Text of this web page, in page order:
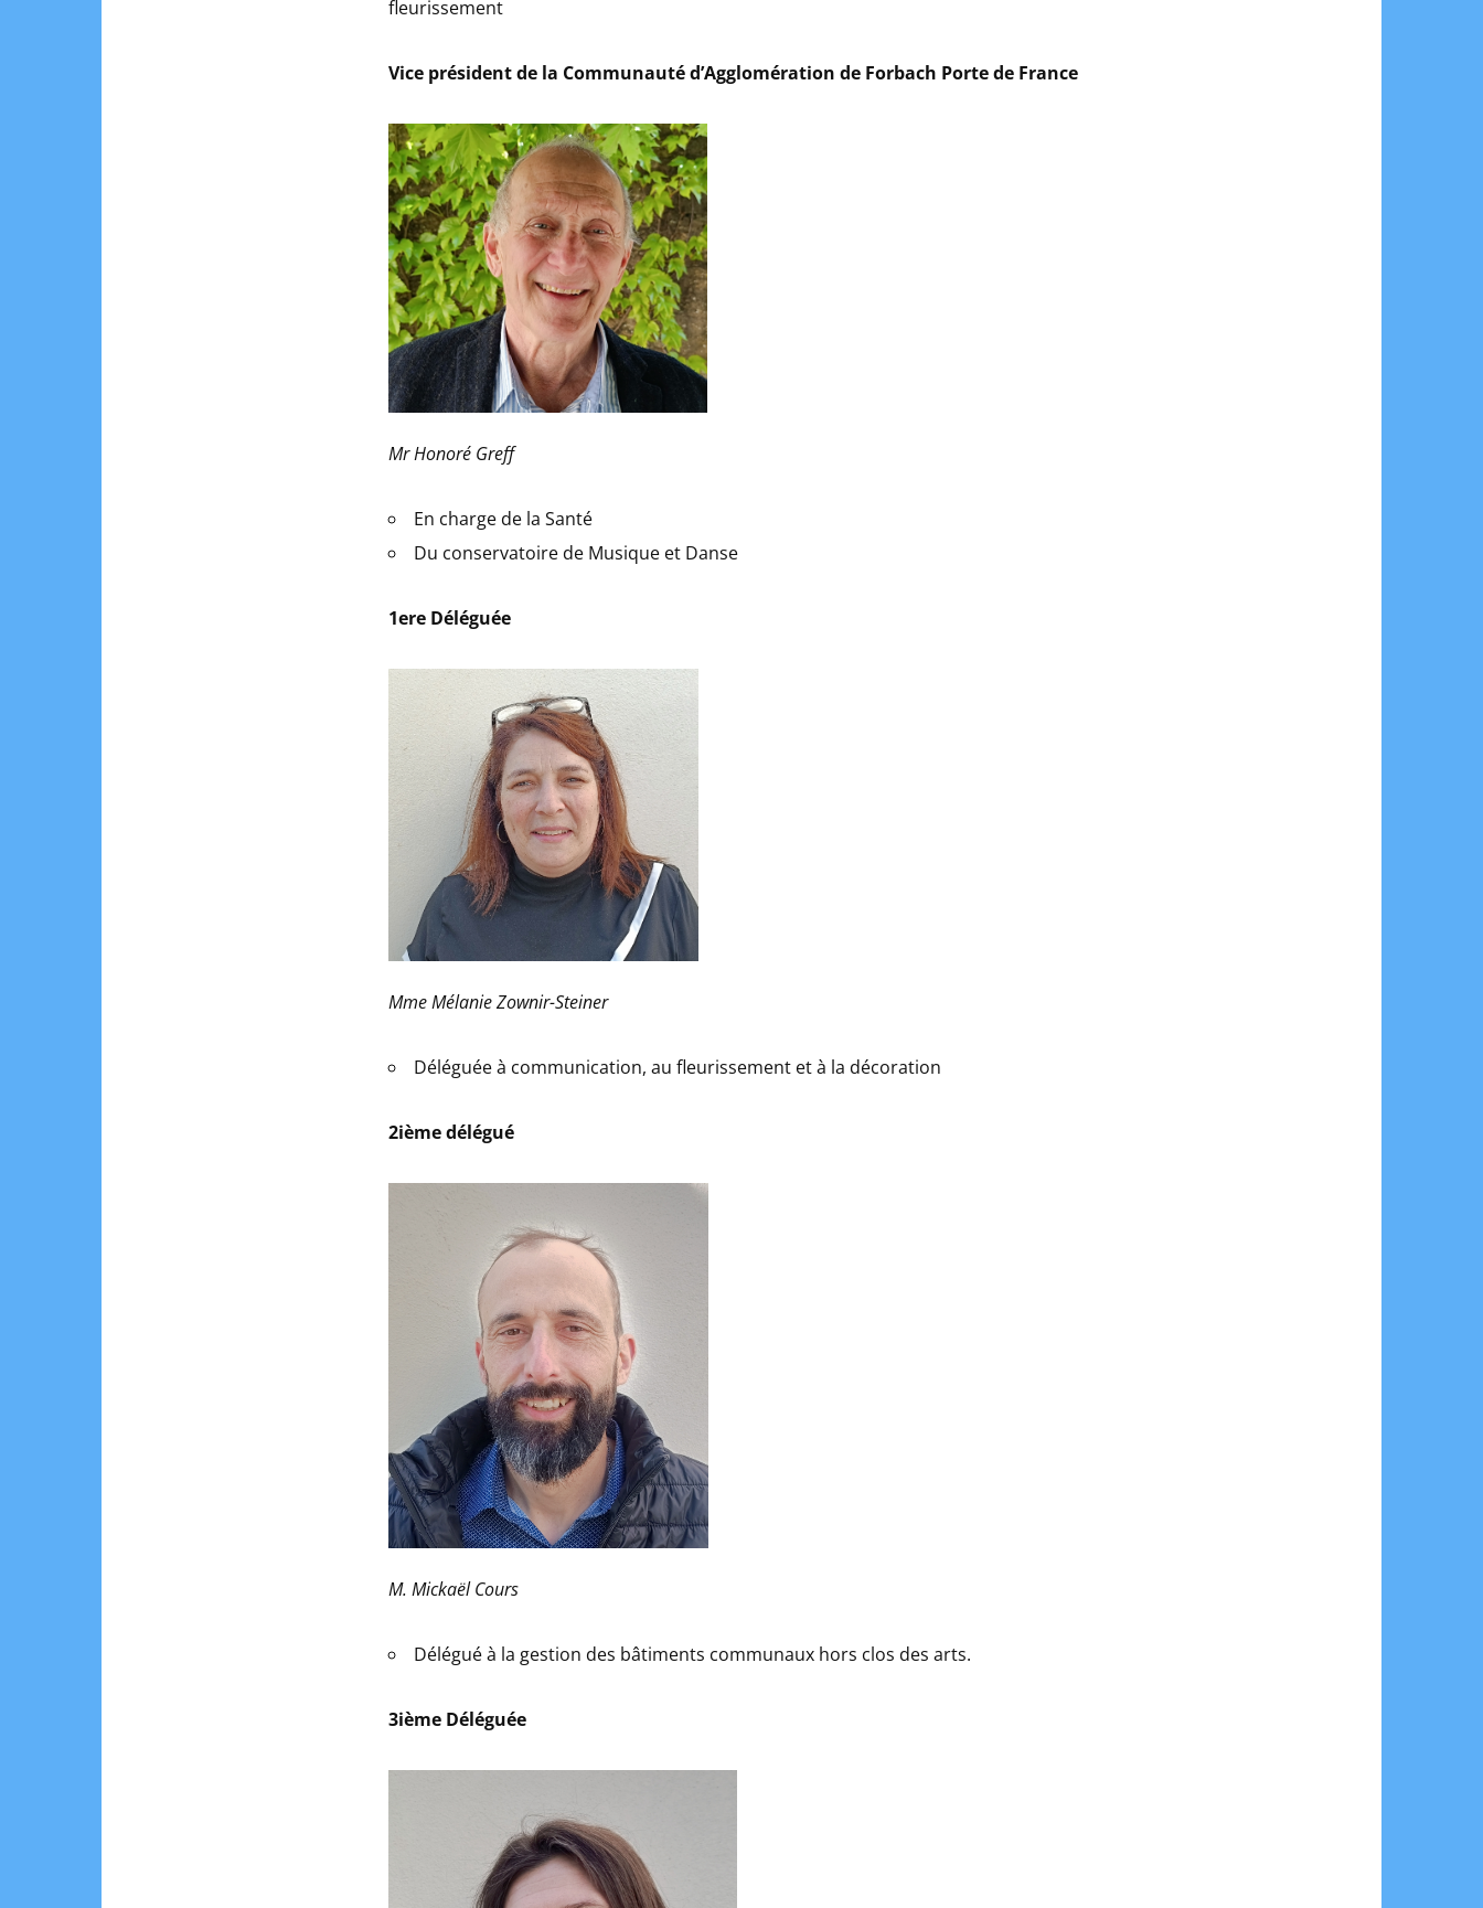
fleurissement
Vice président de la Communauté d’Agglomération de Forbach Porte de France
Mr Honoré Greff
En charge de la Santé
Du conservatoire de Musique et Danse
1ere Déléguée
Mme Mélanie Zownir-Steiner
Déléguée à communication, au fleurissement et à la décoration
2ième délégué
M. Mickaël Cours
Délégué à la gestion des bâtiments communaux hors clos des arts.
3ième Déléguée